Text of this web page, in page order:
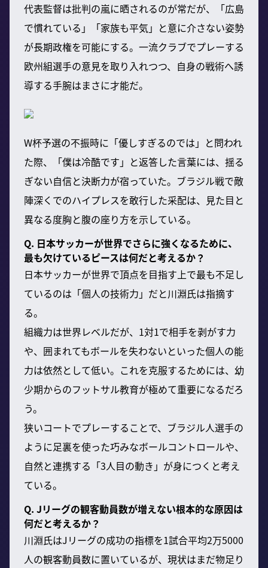
代表監督は批判の嵐に晒されるのが常だが、「広島
で慣れている」「家族も平気」と意に介さない姿勢
が長期政権を可能にする。一流クラブでプレーする
欧州組選手の意見を取り入れつつ、自身の戦術へ誘
導する手腕はまさに才能だ。
W杯予選の不振時に「優しすぎるのでは」と問われ
た際、「僕は冷酷です」と返答した言葉には、揺る
ぎない自信と決断力が宿っていた。ブラジル戦で敵
陣深くでのハイプレスを敢行した采配は、見た目と
異なる度胸と腹の座り方を示している。
Q. 日本サッカーが世界でさらに強くなるために、
最も欠けているピースは何だと考えるか？
日本サッカーが世界で頂点を目指す上で最も不足し
ているのは「個人の技術力」だと川淵氏は指摘す
る。
組織力は世界レベルだが、1対1で相手を剥がす力
や、囲まれてもボールを失わないといった個人の能
力は依然として低い。これを克服するためには、幼
少期からのフットサル教育が極めて重要になるだろ
う。
狭いコートでプレーすることで、ブラジル人選手の
ように足裏を使った巧みなボールコントロールや、
自然と連携する「3人目の動き」が身につくと考え
ている。
Q. Jリーグの観客動員数が増えない根本的な原因は
何だと考えるか？
川淵氏はJリーグの成功の指標を1試合平均2万5000
人の観客動員数に置いているが、現状はまだ物足り